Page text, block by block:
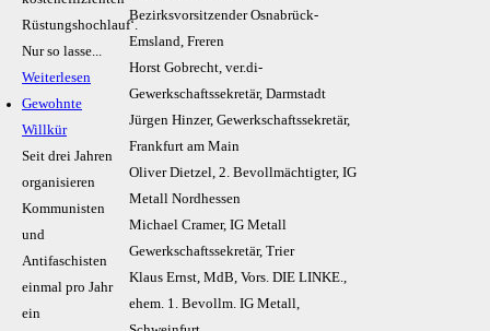
Rüstungshochlauf‘.
Nur so lasse...
Weiterlesen
Gewohnte
Willkür
Seit drei Jahren
organisieren
Kommunisten
und
Antifaschisten
einmal pro Jahr
ein
Bezirksvorsitzender Osnabrück-
Emsland, Freren
Horst Gobrecht, ver.di-
Gewerkschaftssekretär, Darmstadt
Jürgen Hinzer, Gewerkschaftssekretär,
Frankfurt am Main
Oliver Dietzel, 2. Bevollmächtigter, IG
Metall Nordhessen
Michael Cramer, IG Metall
Gewerkschaftssekretär, Trier
Klaus Ernst, MdB, Vors. DIE LINKE.,
ehem. 1. Bevollm. IG Metall,